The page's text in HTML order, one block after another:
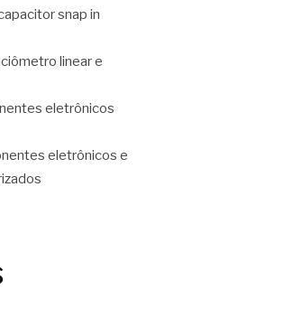
snap in
linear e
eletrônicos
eletrônicos e